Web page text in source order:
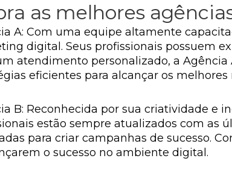
as melhores
A: Com uma equipe altamente
digital. Seus profissionais possuem
atendimento personalizado, a
eficientes para alcançar os melhores
B: Reconhecida por sua criatividade e
estão sempre atualizados com as
para criar campanhas de sucesso.
o sucesso no ambiente digital.